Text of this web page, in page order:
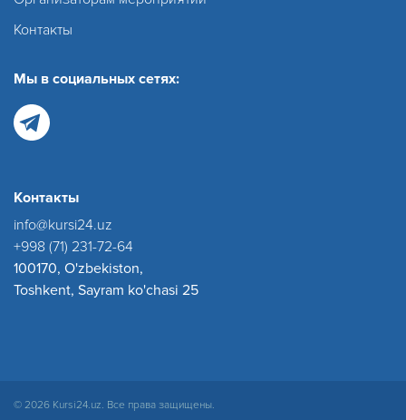
Контакты
Мы в социальных сетях:
Контакты
info@kursi24.uz
+998 (71) 231-72-64
100170, O'zbekiston,
Toshkent, Sayram ko'chasi 25
© 2026 Kursi24.uz. Все права защищены.